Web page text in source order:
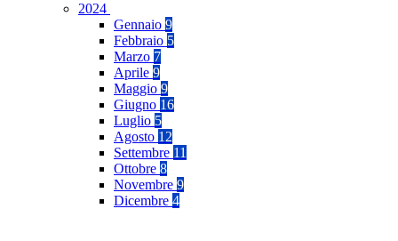
2024
Gennaio 9
Febbraio 5
Marzo 7
Aprile 9
Maggio 9
Giugno 16
Luglio 5
Agosto 12
Settembre 11
Ottobre 8
Novembre 9
Dicembre 4